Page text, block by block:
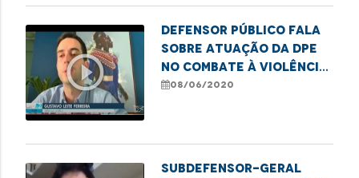
play_circle_outline
Defensor público fala
sobre atuação da DPE
no combate à violência
contra a pessoa idosa
08/06/2020
Subdefensor-geral